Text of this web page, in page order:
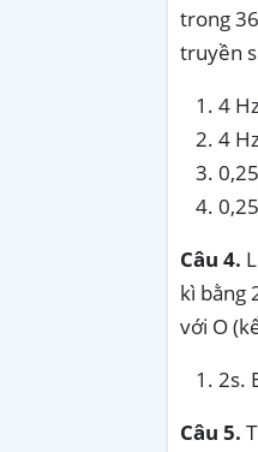
trong
truyền
4
4
Câu 4.
kì bằng
với O
Câu 5.